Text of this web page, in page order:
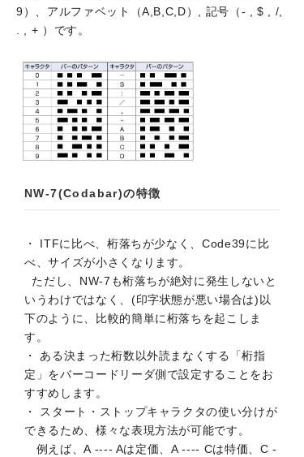
9）、アルファベット（A,B,C,D）, 記号（- , $ , /,
. , + ）です。
NW-7(Codabar)の特徴
・ ITFに比べ、桁落ちが少なく、Code39に比
べ、サイズが小さくなります。
ただし、NW-7も桁落ちが絶対に発生しないと
いうわけではなく、(印字状態が悪い場合は)以
下のように、比較的簡単に桁落ちを起こしま
す。
・ ある決まった桁数以外読まなくする「桁指
定」をバーコードリーダ側で設定することをお
すすめします。
・ スタート・ストップキャラクタの使い分けが
できるため、様々な表現方法が可能です。
例えば、A ---- Aは定価、A ---- Cは特価、C -